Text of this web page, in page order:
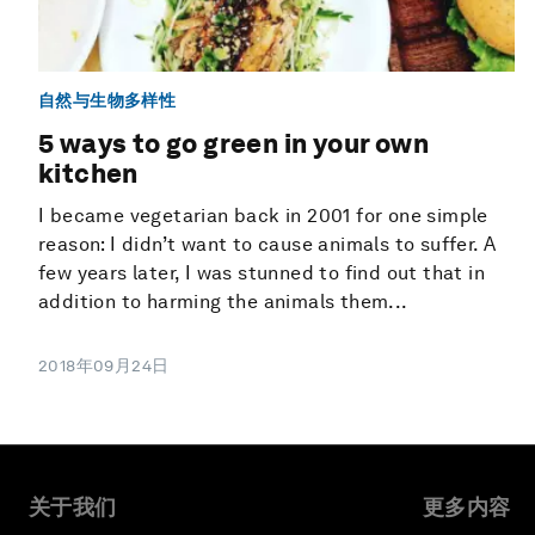
自然与生物多样性
5 ways to go green in your own
kitchen
I became vegetarian back in 2001 for one simple
reason: I didn’t want to cause animals to suffer. A
few years later, I was stunned to find out that in
addition to harming the animals them...
2018年09月24日
关于我们 更多内容